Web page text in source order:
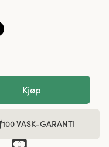
Kjøp
100 VASK-GARANTI